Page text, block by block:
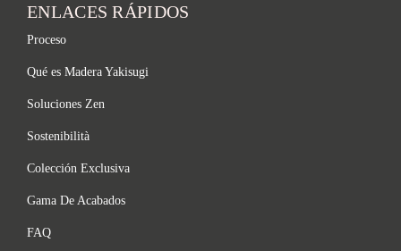
ENLACES RÁPIDOS
Proceso
Qué es Madera Yakisugi
Soluciones Zen
Sostenibilità
Colección Exclusiva
Gama De Acabados
FAQ